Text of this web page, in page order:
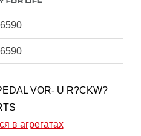
VOR- U R?CKW?
в агрегатах